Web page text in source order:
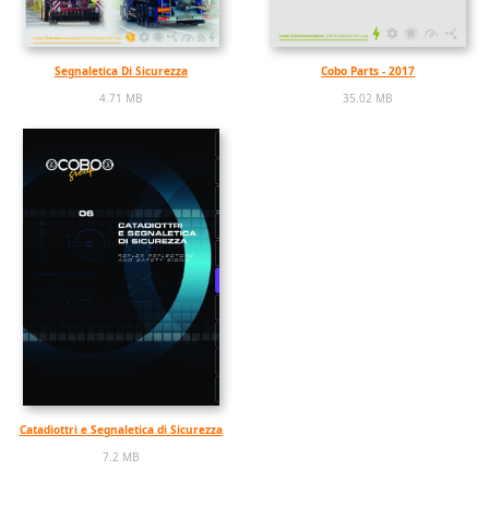
Segnaletica Di Sicurezza
4.71 MB
Cobo Parts - 2017
35.02 MB
Catadiottri e Segnaletica di Sicurezza
7.2 MB